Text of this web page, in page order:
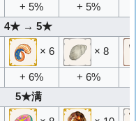
+ 5%
+ 5%
4★ → 5★
× 6 × 8
+ 6%
+ 6%
5★满